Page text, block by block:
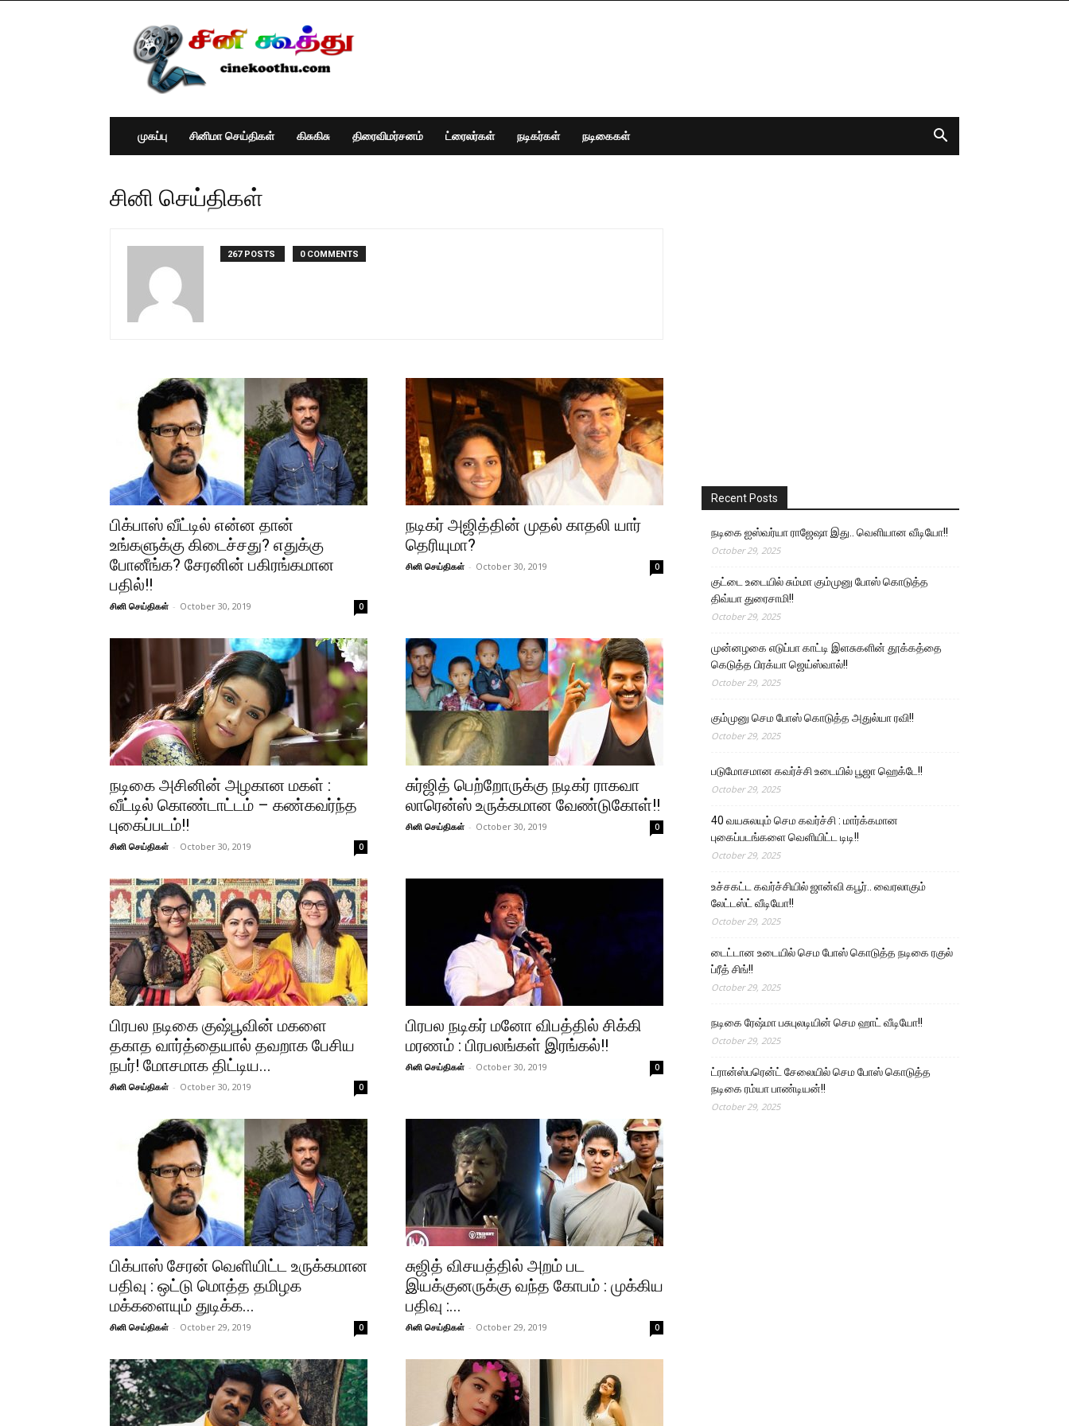
Cine
Koothu
:
Tamil
Cinema
News
முகப்பு
சினிமா செய்திகள் கிசுகிசு திரைவிமர்சனம் ட்ரைலர்கள் நடிகர்கள் நடிகைகள்
சினி செய்திகள்
267 POSTS 0 COMMENTS
பிக்பாஸ் வீட்டில் என்ன தான்
உங்களுக்கு கிடைச்சது? எதுக்கு
போனீங்க? சேரனின் பகிரங்கமான
பதில்!!
சினி செய்திகள் - October 30, 2019 0
நடிகர் அஜித்தின் முதல் காதலி யார்
தெரியுமா?
சினி செய்திகள் - October 30, 2019 0
நடிகை அசினின் அழகான மகள் :
வீட்டில் கொண்டாட்டம் – கண்கவர்ந்த
புகைப்படம்!!
சினி செய்திகள் - October 30, 2019 0
சுர்ஜித் பெற்றோருக்கு நடிகர் ராகவா
லாரென்ஸ் உருக்கமான வேண்டுகோள்!!
சினி செய்திகள் - October 30, 2019 0
பிரபல நடிகை குஷ்பூவின் மகளை
தகாத வார்த்தையால் தவறாக பேசிய
நபர்! மோசமாக திட்டிய...
சினி செய்திகள் - October 30, 2019 0
பிரபல நடிகர் மனோ விபத்தில் சிக்கி
மரணம் : பிரபலங்கள் இரங்கல்!!
சினி செய்திகள் - October 30, 2019 0
பிக்பாஸ் சேரன் வெளியிட்ட உருக்கமான
பதிவு : ஒட்டு மொத்த தமிழக
மக்களையும் துடிக்க...
சினி செய்திகள் - October 29, 2019 0
சுஜித் விசயத்தில் அறம் பட
இயக்குனருக்கு வந்த கோபம் : முக்கிய
பதிவு :...
சினி செய்திகள் - October 29, 2019 0
Recent Posts
நடிகை ஐஸ்வர்யா ராஜேஷா இது.. வெளியான வீடியோ!!
October 29, 2025
குட்டை உடையில் சும்மா கும்முனு போஸ் கொடுத்த
திவ்யா துரைசாமி!!
October 29, 2025
முன்னழகை எடுப்பா காட்டி இளசுகளின் தூக்கத்தை
கெடுத்த பிரக்யா ஜெய்ஸ்வால்!!
October 29, 2025
கும்முனு செம போஸ் கொடுத்த அதுல்யா ரவி!!
October 29, 2025
படுமோசமான கவர்ச்சி உடையில் பூஜா ஹெக்டே!!
October 29, 2025
40 வயசுலயும் செம கவர்ச்சி : மார்க்கமான
புகைப்படங்களை வெளியிட்ட டிடி!!
October 29, 2025
உச்சகட்ட கவர்ச்சியில் ஜான்வி கபூர்.. வைரலாகும்
லேட்டஸ்ட் வீடியோ!!
October 29, 2025
டைட்டான உடையில் செம போஸ் கொடுத்த நடிகை ரகுல்
ப்ரீத் சிங்!!
October 29, 2025
நடிகை ரேஷ்மா பசுபுலடியின் செம ஹாட் வீடியோ!!
October 29, 2025
ட்ரான்ஸ்பரென்ட் சேலையில் செம போஸ் கொடுத்த
நடிகை ரம்யா பாண்டியன்!!
October 29, 2025